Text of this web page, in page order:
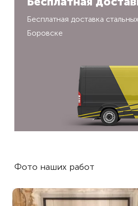
Бесплатная доставка
Боровске
Фото наших работ